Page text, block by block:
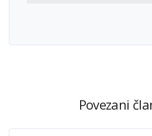
Povezani